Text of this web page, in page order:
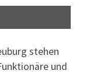
stehen
und